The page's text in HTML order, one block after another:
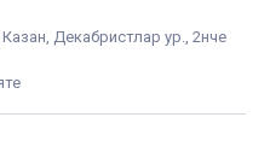
Декабристлар ур., 2нче